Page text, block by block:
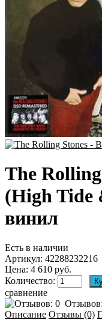
The
(High Tide
винил
Есть в наличии
Артикул: 42288232216
Цена: 4 610 руб.
Количество:
сравнение
Описание Отзывы (0)